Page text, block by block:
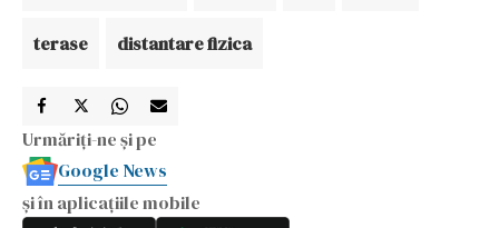
terase distantare fizica
Urmăriți-ne și pe
Google News
și în aplicațiile mobile